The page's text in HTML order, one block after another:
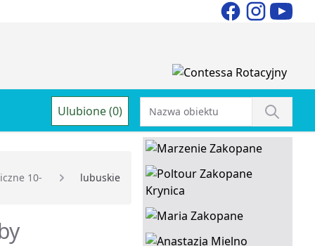
Ulubione (0)
10-
lubuskie